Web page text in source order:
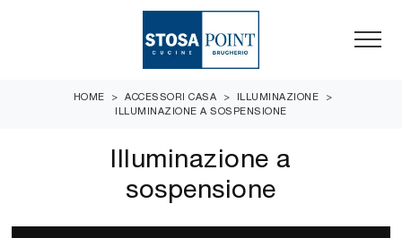
HOME > ACCESSORI CASA > ILLUMINAZIONE
>
ILLUMINAZIONE A SOSPENSIONE
Illuminazione a
sospensione